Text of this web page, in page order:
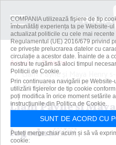
Acasă
Externe
Liam Payne şi Maya Henry
şi-au anulat...
Liam Payne şi
despărţit din nou.
logodna￼￼
COMPANIA utilizează fişiere de tip
îmbunătăți experiența ta pe Website-
actualizat politicile cu cele mai
Regulamentul (UE) 2016/679 privind
ce privește prelucrarea datelor cu
circulație a acestor date. Înainte de a
nostru te rugăm să aloci timpul
Politicii de Cookie.
Prin continuarea navigării pe
utilizării fişierelor de tip cookie
poți modifica în orice moment setările
instrucțiunile din Politica de Cookie.
SUNT DE ACORD CU
Puteți merge chiar acum și să vă
cookie: